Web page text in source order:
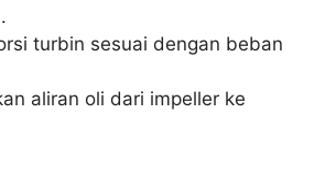
turbin sesuai dengan beban
aliran oli dari impeller ke